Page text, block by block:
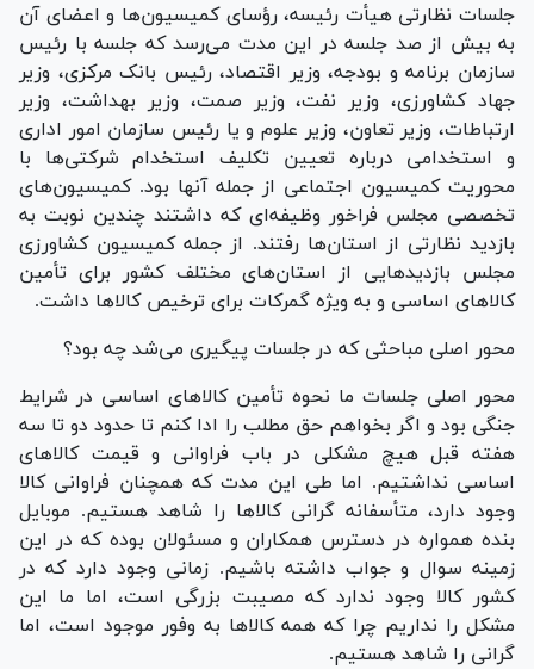
جلسات نظارتی هیأت رئیسه، رؤسای کمیسیون‌ها و اعضای آن
به بیش از صد جلسه در این مدت می‌رسد که جلسه با رئیس
سازمان برنامه و بودجه، وزیر اقتصاد، رئیس بانک مرکزی، وزیر
جهاد کشاورزی، وزیر نفت، وزیر صمت، وزیر بهداشت، وزیر
ارتباطات، وزیر تعاون، وزیر علوم و یا رئیس سازمان امور اداری
و استخدامی درباره تعیین تکلیف استخدام شرکتی‌ها با
محوریت کمیسیون اجتماعی از جمله آنها بود. کمیسیون‌های
تخصصی مجلس فراخور وظیفه‌ای که داشتند چندین نوبت به
بازدید نظارتی از استان‌ها رفتند. از جمله کمیسیون کشاورزی
مجلس بازدید‌هایی از استان‌های مختلف کشور برای تأمین
کالا‌های اساسی و به ویژه گمرکات برای ترخیص کالا‌ها داشت.
محور اصلی مباحثی که در جلسات پیگیری می‌شد چه بود؟
محور اصلی جلسات ما نحوه تأمین کالا‌های اساسی در شرایط
جنگی بود و اگر بخواهم حق مطلب را ادا کنم تا حدود دو تا سه
هفته قبل هیچ مشکلی در باب فراوانی و قیمت کالا‌های
اساسی نداشتیم. اما طی این مدت که همچنان فراوانی کالا
وجود دارد، متأسفانه گرانی کالا‌ها را شاهد هستیم. موبایل
بنده همواره در دسترس همکاران و مسئولان بوده که در این
زمینه سوال و جواب داشته باشیم. زمانی وجود دارد که در
کشور کالا وجود ندارد که مصیبت بزرگی است، اما ما این
مشکل را نداریم چرا که همه کالا‌ها به وفور موجود است، اما
گرانی را شاهد هستیم.